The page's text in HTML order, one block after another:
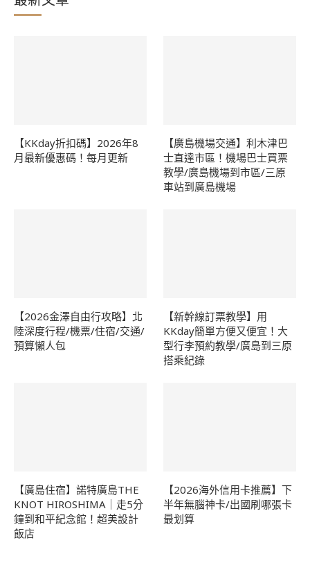
【KKday折扣碼】2026年8
月最新優惠碼！每月更新
【廣島機場交通】利木津巴
士直達市區！機場巴士買票
教學/廣島機場到市區/三原
車站到廣島機場
【2026金澤自由行攻略】北
陸深度行程/機票/住宿/交通/
預算懶人包
【新幹線訂票教學】用
KKday簡單方便又便宜！大
型行李預約教學/廣島到三原
搭乘紀錄
【廣島住宿】諾特廣島THE
KNOT HIROSHIMA｜走5分
鐘到和平紀念館！超美設計
飯店
【2026海外信用卡推薦】下
半年無腦神卡/出國刷哪張卡
最划算